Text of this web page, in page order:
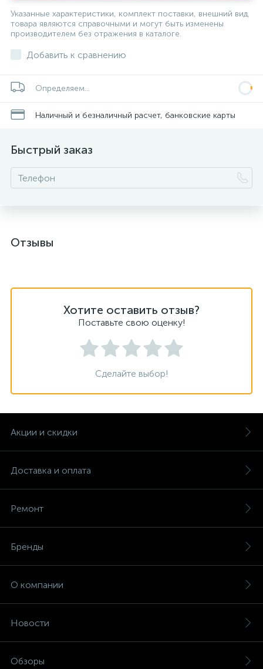
Указанные характеристики, комплект поставки, внешний вид
товара являются справочными и могут быть изменены
производителем без отражения в каталоге.
Добавить к сравнению
Определяем...
Наличный и безналичный расчет, банковские карты
Быстрый заказ
Отзывы
Хотите оставить отзыв?
Поставьте свою оценку!
Сделайте выбор!
Акции и скидки
Доставка и оплата
Ремонт
Бренды
О компании
Новости
Обзоры